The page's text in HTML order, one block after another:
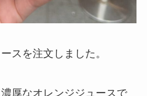
スを注文しました。
厚なオレンジジュースで